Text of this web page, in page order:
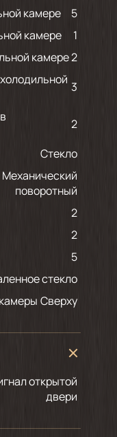
камере
5
камере
1
камере2
3
2
Стекло
Механический
поворотный
2
2
5
стекло
Сверху
двери